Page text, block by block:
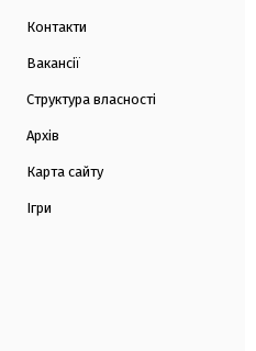
Контакти
Вакансії
Структура власності
Архів
Карта сайту
Ігри